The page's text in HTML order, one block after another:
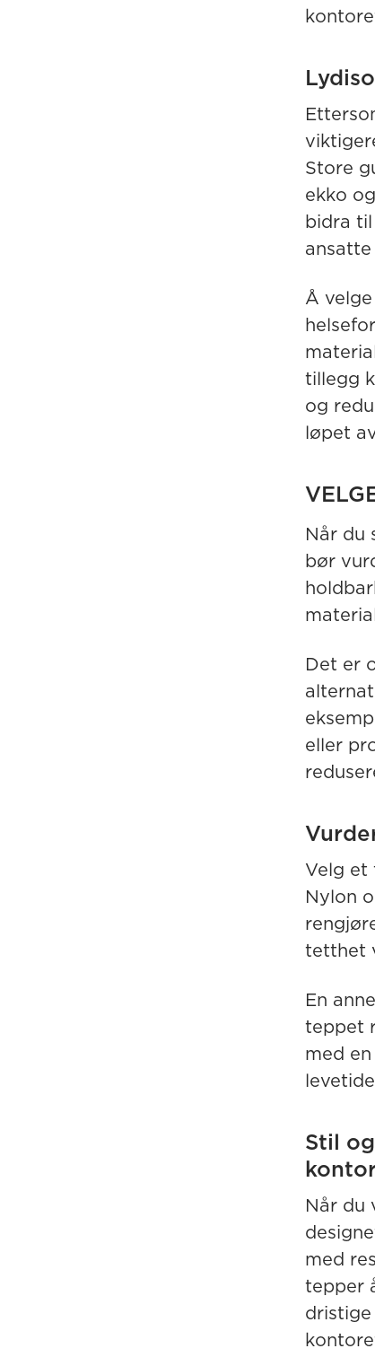
Store
ekko
bidra
Å
tillegg
og
løpet
Når du
bør
Det er
eller
Velg et
Nylon
tetthet
En
teppet
med
Stil
Når du
med
tepper
dristige